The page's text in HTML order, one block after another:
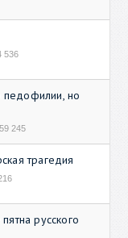
536
педофилии, но
245
трагедия
русского